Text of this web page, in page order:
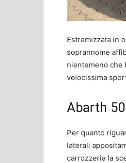
Estremizzata in
soprannome
nientemeno che
velocissima
Abarth
Per quanto
laterali
carrozzeria la